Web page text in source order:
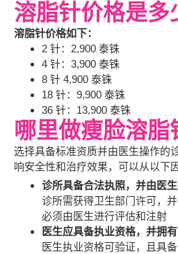
溶脂针价格是多
溶脂针价格如下：
2 针：2,900 泰铢
4 针：3,900 泰铢
8 针 4,900 泰铢
18 针：9,900 泰铢
36 针：13,900 泰铢
哪里做瘦脸溶脂
选择具备标准资质并由医生操作的
响安全性和治疗效果，可以从以下
诊所具备合法执照，并由医
诊所需获得卫生部门许可，
必须由医生进行评估和注射
医生应具备执业资格，并拥
医生执业资格可验证，且具